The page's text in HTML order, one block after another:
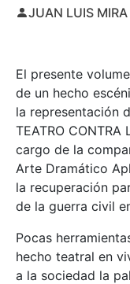
JUAN LUIS MIRA
El presente
de un hecho
la representación
TEATRO CONTRA
cargo de la
Arte Dramático
la recuperación
de la guerra civil
Pocas
hecho teatral en
a la sociedad la